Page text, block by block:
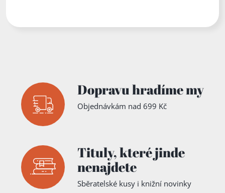
Dopravu hradíme my
Objednávkám nad 699 Kč
Tituly,které jinde
nenajdete
Sběratelské kusy i knižní novinky